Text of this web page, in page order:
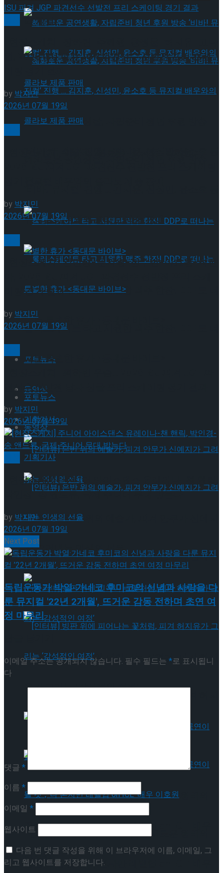
혜화로운 공연생활, 자립준비 청년 후원 방송
롤러스케이트 타고 시원한 맥주 한잔! DDP로 떠
나는 특별한 휴가 <동대문 바이브>
포토뉴스
동영상
기획기사
[인터뷰] 은반 위의 예술가, 피겨 안무가 신예지
가 그려내는 인생의 선율
[인터뷰] 빙판 위에 피어나는 꽃처럼, 피겨 허지
유가 그리는 ‘감성적인 여정’
[인터뷰] “세계 어디에도 없던 새로운 형태의
공연이 될 것”, ‘나 혼자만 레벨업 on ICE’ 배우
이호원
약 체결
뮤지컬 배우와의 콜라보 제품 판매
롤러스케이트 타고 시원한 맥주 한잔! DDP로 떠
나는 특별한 휴가 <동대문 바이브>
포토뉴스
동영상
기획기사
[인터뷰] 은반 위의 예술가, 피겨 안무가 신예지
가 그려내는 인생의 선율
[인터뷰] “세계 어디에도 없던 새로운 형태의
공연이 될 것”, ‘나 혼자만 레벨업 on ICE’ 배우
연, 2026 ISU 피겨 JGP 파견선수 선발전 프리 스케
by박지민
2026년 07월 19일
by 박지민
2026년 07월 19일
[현장스케치] 김민송-문지원-정수빈-이효원-최진
이팅 경기 결과
by박지민
2026년 07월 19일
견선수 선발전 남자 싱글 프리 스케이팅 경기 결과
by박지민
2026년 07월 19일
[현장스케치] 주니어 아이스댄스 유레이나-챈 핸릭,
박인경-송 앤드류, 국제 주니어 무대 밟는다
by박지민
2026년 07월 19일
Next Post
독립운동가 박열·가네코 후미코의 신념과 사랑을 다
룬 뮤지컬 '22년 2개월', 뜨거운 감동 전하며 초연 여
정 마무리
이메일 주소는 공개되지 않습니다. 필수 필드는 *로 표시됩니
다
댓글 *
이름 *
이메일 *
웹사이트
다음 번 댓글 작성을 위해 이 브라우저에 이름, 이메일, 그
리고 웹사이트를 저장합니다.